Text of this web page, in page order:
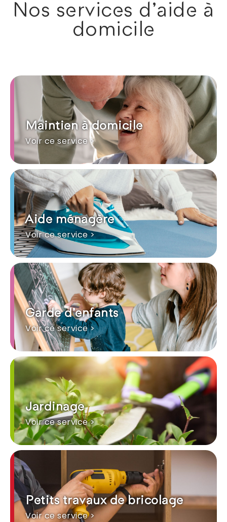
Nos services d'aide à
domicile
Maintien à domicile
Voir ce service >
Aide ménagère
Voir ce service >
Garde d'enfants
Voir ce service >
Jardinage
Voir ce service >
Petits travaux de bricolage
Voir ce service >